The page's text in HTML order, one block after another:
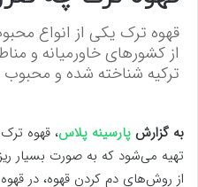
قهوه ترک یکی از انواع
از کشورهای خاورمیانه و
ترکیه شناخته شده و
به گزارش پارسینه پلاس، قهوه ترک
تهیه می‌شود که به صورت بسیار
از روش‌های دم کردن قهوه، در